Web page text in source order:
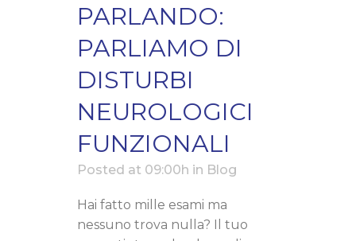
PARLANDO:
PARLIAMO DI
DISTURBI
NEUROLOGICI
FUNZIONALI
Posted at 09:00h in Blog
Hai fatto mille esami ma
nessuno trova nulla? Il tuo